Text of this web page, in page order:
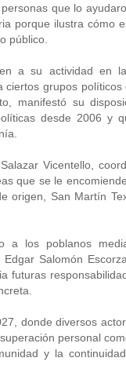
que lo
porque ilustra cómo
público.
a su actividad en
grupos
manifestó su
desde 2006 y
Vicentello,
que se le
origen, San Martín
a los poblanos
Salomón
donde diversos
personal
y la